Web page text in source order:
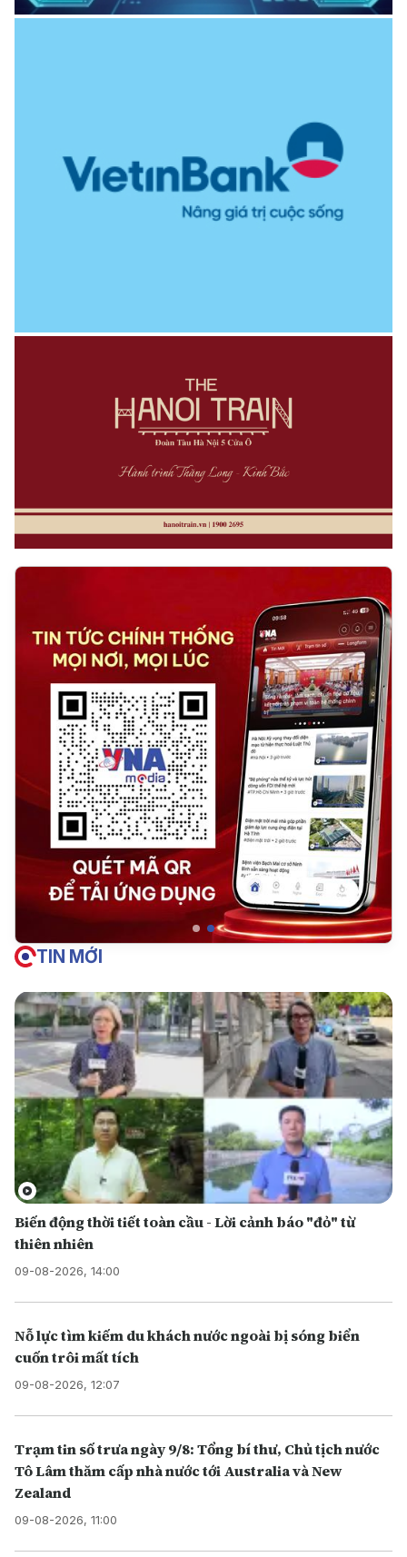
TIN MỚI
Biến động thời tiết toàn cầu - Lời cảnh báo "đỏ" từ
thiên nhiên
09-08-2026, 14:00
Nỗ lực tìm kiếm du khách nước ngoài bị sóng biển
cuốn trôi mất tích
09-08-2026, 12:07
Trạm tin số trưa ngày 9/8: Tổng bí thư, Chủ tịch nước
Tô Lâm thăm cấp nhà nước tới Australia và New
Zealand
09-08-2026, 11:00